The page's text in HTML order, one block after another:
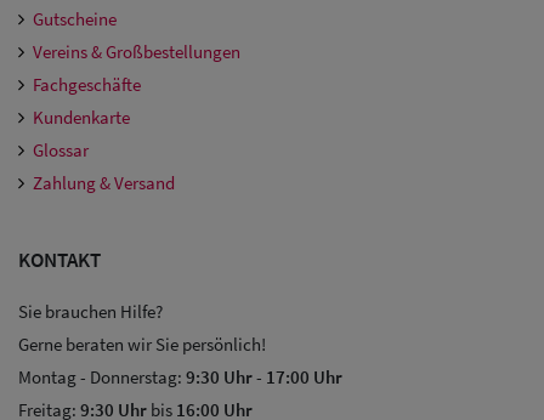
Damen Caps
Damen
Baseball Caps
Gutscheine
Vereins & Großbestellungen
Fachgeschäfte
Kundenkarte
Glossar
Zahlung & Versand
KONTAKT
Sie brauchen Hilfe?
Gerne beraten wir Sie persönlich!
Montag - Donnerstag: 9:30 Uhr- 17:00 Uhr
Freitag: 9:30 Uhr bis 16:00 Uhr